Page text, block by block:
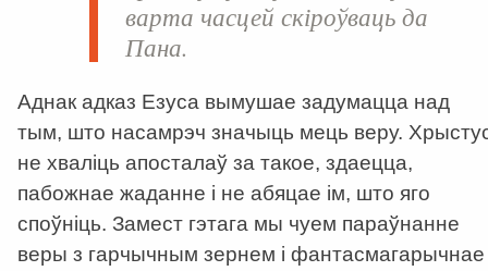
варта часцей скіроўваць да
Пана.
Аднак адказ Езуса вымушае задумацца над
тым, што насамрэч значыць мець веру.
не хваліць апосталаў за такое, здаецца,
пабожнае жаданне і не абяцае ім, што яго
споўніць. Замест гэтага мы чуем параўнанне
веры з гарчычным зернем і фантасмагарычнае